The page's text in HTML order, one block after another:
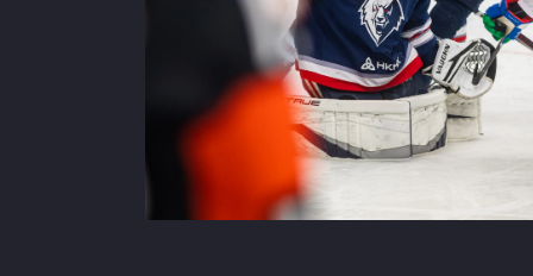
Локомотив
Северсталь
ЦСКА
Шанхайские Драконы